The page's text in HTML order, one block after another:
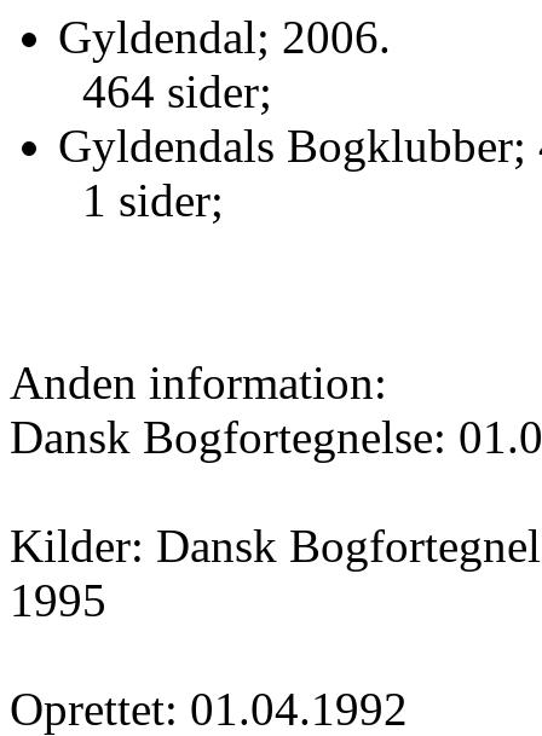
Gyldendal; 2006.
464 sider;
Gyldendals
1 sider;
Anden information:
Dansk Bogfortegnelse:
Kilder: Dansk
1995
Oprettet: 01.04.1992